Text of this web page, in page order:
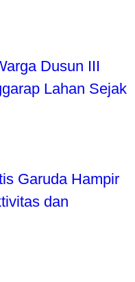
Dusun III
Lahan Sejak
Garuda Hampir
dan